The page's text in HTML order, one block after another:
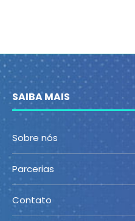
SAIBA MAIS
Sobre nós
Parcerias
Contato